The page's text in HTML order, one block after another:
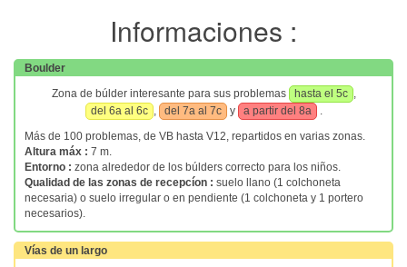
Informaciones :
Boulder
Zona de búlder interesante para sus problemas
hasta el 5c ,
del 6a al 6c , del 7a al 7c y a partir del 8a
.
Más de 100 problemas, de VB hasta V12, repartidos en varias zonas.
Altura máx : 7 m.
Entorno : zona alrededor de los búlders correcto para los niños.
Qualidad de las zonas de recepcíon : suelo llano (1 colchoneta
necesaria) o suelo irregular o en pendiente (1 colchoneta y 1 portero
necesarios).
Vías de un largo